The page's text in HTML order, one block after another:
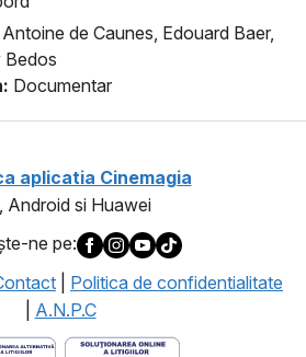
Antoine de Caunes, Edouard Baer,
Bedos
Documentar
aplicatia Cinemagia
Android si Huawei
ne pe:
Politica de confidentialitate
A.N.P.C